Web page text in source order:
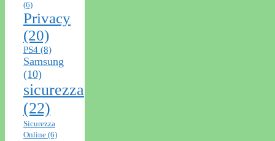
(6)
Privacy
(20)
PS4 (8)
Samsung
(10)
sicurezza
(22)
Sicurezza
Online (6)